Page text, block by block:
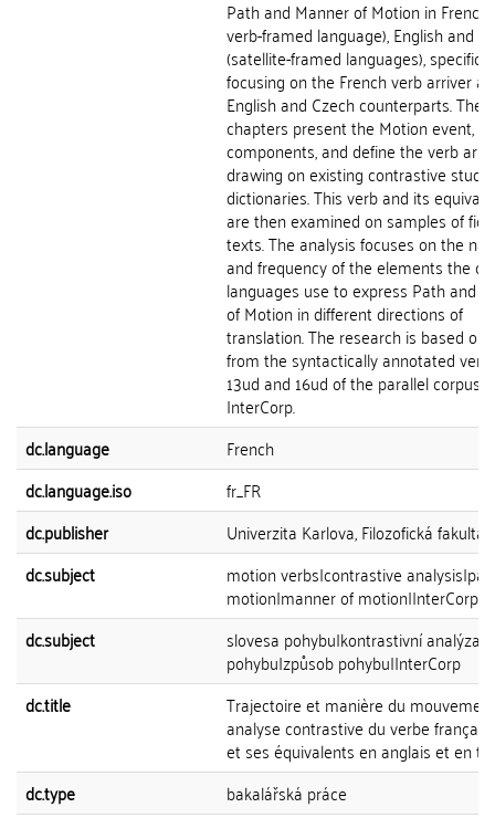
Path and Manner of Motion in French
verb-framed language), English and
(satellite-framed languages),
focusing on the French verb arriver
English and Czech counterparts. The
chapters present the Motion event, its
components, and define the verb
drawing on existing contrastive
dictionaries. This verb and its
are then examined on samples of
texts. The analysis focuses on the
and frequency of the elements the
languages use to express Path and
of Motion in different directions of
translation. The research is based on
from the syntactically annotated
13ud and 16ud of the parallel corpus
InterCorp.
dc.language
French
dc.language.iso
fr_FR
dc.publisher
Univerzita Karlova, Filozofická fakulta
dc.subject
motion verbs|contrastive
motion|manner of motion|InterCorp
dc.subject
slovesa pohybu|kontrastivní
pohybu|způsob pohybu|InterCorp
dc.title
Trajectoire et manière du
analyse contrastive du verbe
et ses équivalents en anglais et en
dc.type
bakalářská práce